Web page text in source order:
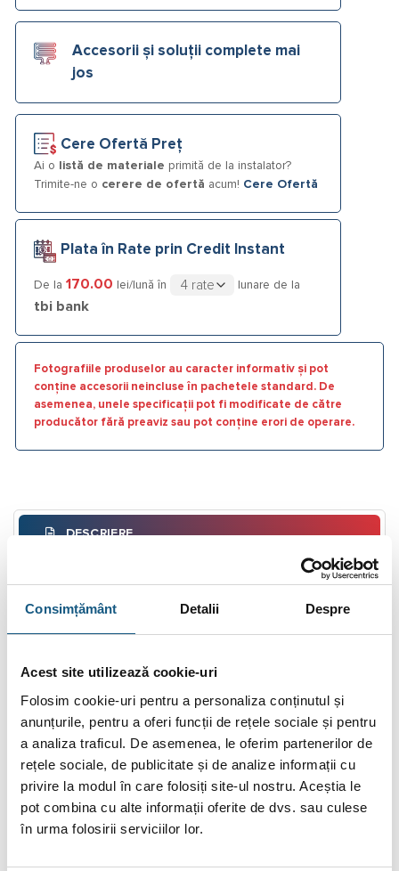
Consimțământ Detalii Despre
Acest site utilizează cookie-uri
Folosim cookie-uri pentru a personaliza conținutul și
anunțurile, pentru a oferi funcții de rețele sociale și pentru
a analiza traficul. De asemenea, le oferim partenerilor de
rețele sociale, de publicitate și de analize informații cu
privire la modul în care folosiți site-ul nostru. Aceștia le
pot combina cu alte informații oferite de dvs. sau culese
în urma folosirii serviciilor lor.
Accesorii și soluții complete mai
jos
Cere Ofertă Preț
Ai o listă de materiale primită de la instalator?
Trimite-ne o cerere de ofertă acum! Cere Ofertă
Plata în Rate prin Credit Instant
De la 170.00 lei/lună în lunare de la
tbi bank
Fotografiile produselor au caracter informativ și pot
conține accesorii neincluse în pachetele standard. De
asemenea, unele specificații pot fi modificate de către
producător fără preaviz sau pot conține erori de operare.
DESCRIERE
RECENZII (0)
Robinet clapa fluture canelat cu semnalizare
de pozitie
Robineţii cu clapă fluture sunt utilizaţi pentru control local şi se
folosesc în sistemele de alimentare cu apă şi de protecţie
împotriva incendiilor ca robineţi de izolare pentru delimitarea
circuitelor hidraulice. Se utilizează ca armături de închidere sau
de reglaj. Poziţia acestor robineţi în sistemele de protecţie